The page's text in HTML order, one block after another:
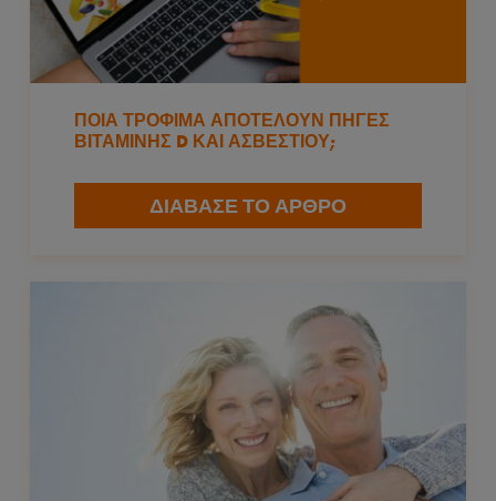
ΠΟΙΑ ΤΡΌΦΙΜΑ ΑΠΟΤΕΛΟΎΝ ΠΗΓΈΣ
ΒΙΤΑΜΊΝΗΣ D ΚΑΙ ΑΣΒΕΣΤΊΟΥ;
ΔΙΑΒΑΣΕ ΤΟ ΑΡΘΡΟ